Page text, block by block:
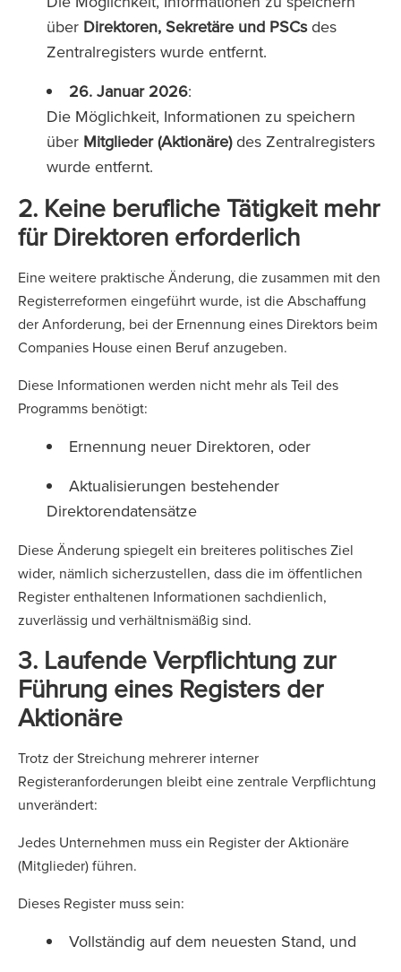
über Direktoren, Sekretäre und PSCsdes
Zentralregisters wurde entfernt.
26. Januar 2026:
Die Möglichkeit, Informationen zu speichern
über Mitglieder (Aktionäre)des Zentralregisters
wurde entfernt.
2. Keine berufliche Tätigkeit mehr
für Direktoren erforderlich
Eine weitere praktische Änderung, die zusammen mit den
Registerreformen eingeführt wurde, ist die Abschaffung
der Anforderung, bei der Ernennung eines Direktors beim
Companies House einen Beruf anzugeben.
Diese Informationen werden nicht mehr als Teil des
Programms benötigt:
Ernennung neuer Direktoren, oder
Aktualisierungen bestehender
Direktorendatensätze
Diese Änderung spiegelt ein breiteres politisches Ziel
wider, nämlich sicherzustellen, dass die im öffentlichen
Register enthaltenen Informationen sachdienlich,
zuverlässig und verhältnismäßig sind.
3. Laufende Verpflichtung zur
Führung eines Registers der
Aktionäre
Trotz der Streichung mehrerer interner
Registeranforderungen bleibt eine zentrale Verpflichtung
unverändert:
Jedes Unternehmen muss ein Register der Aktionäre
(Mitglieder) führen.
Dieses Register muss sein:
Vollständig auf dem neuesten Stand, und